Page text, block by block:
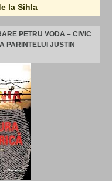
la Sihla
PETRU VODA – CIVIC
PARINTELUI JUSTIN